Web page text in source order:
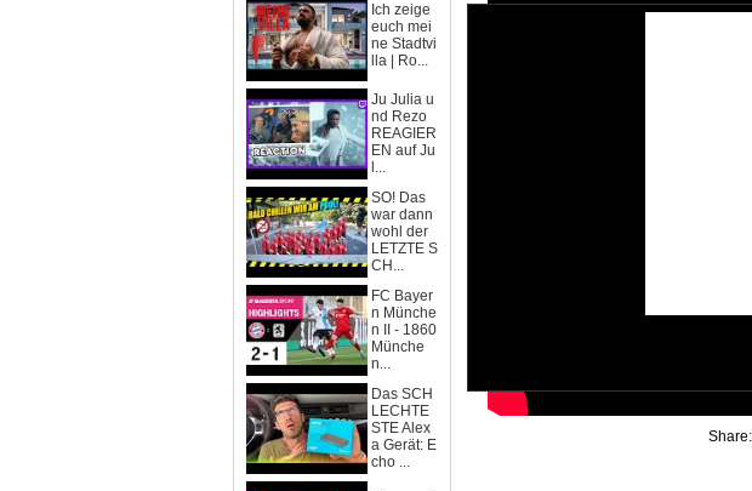
Ich zeige
euch mei
ne Stadtvi
lla | Ro...
Ju Julia u
nd Rezo
REAGIER
EN auf Ju
l...
SO! Das
war dann
wohl der
LETZTE S
CH...
FC Bayer
n Münche
n II - 1860
Münche
n...
Das SCH
LECHTE
STE Alex
a Gerät: E
cho ...
Share: